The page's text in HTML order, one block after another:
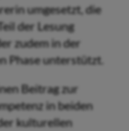
umgesetzt, die
der Lesung
zudem in der
Phase unterstützt.
Beitrag zur
in beiden
kulturellen